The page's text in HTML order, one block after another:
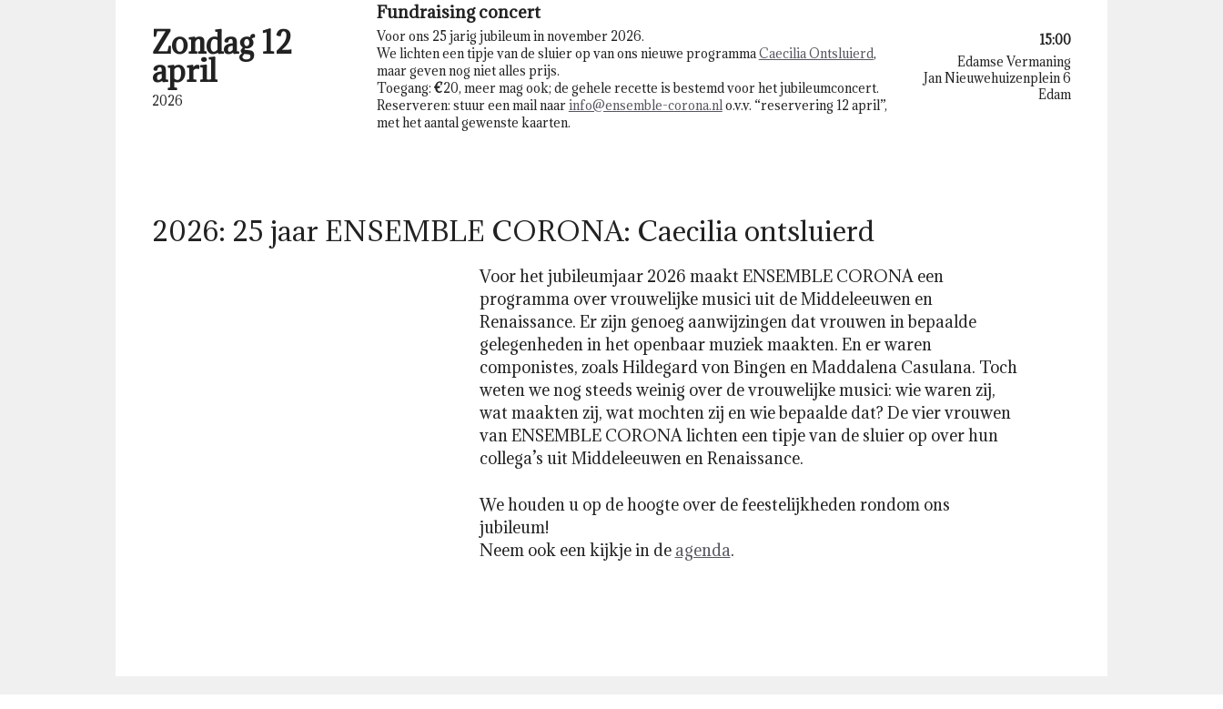
Zondag 12
april
2026
Fundraising concert
Voor ons 25 jarig jubileum in november 2026.
We lichten een tipje van de sluier op van ons nieuwe programmaCaecilia Ontsluierd,
maar geven nog niet alles prijs.
Toegang: €20, meer mag ook; de gehele recette is bestemd voor het jubileumconcert.
Reserveren: stuur een mail naarinfo@ensemble-corona.nlo.v.v. “reservering 12 april”,
met het aantal gewenste kaarten.
15:00
Edamse Vermaning
Jan Nieuwehuizenplein 6
Edam
2026: 25 jaar ENSEMBLE CORONA: Caecilia ontsluierd
Voor het jubileumjaar 2026 maakt ENSEMBLE CORONA een
programma over vrouwelijke musici uit de Middeleeuwen en
Renaissance. Er zijn genoeg aanwijzingen dat vrouwen in bepaalde
gelegenheden in het openbaar muziek maakten. En er waren
componistes, zoals Hildegard von Bingen en Maddalena Casulana. Toch
weten we nog steeds weinig over de vrouwelijke musici: wie waren zij,
wat maakten zij, wat mochten zij en wie bepaalde dat? De vier vrouwen
van ENSEMBLE CORONA lichten een tipje van de sluier op over hun
collega’s uit Middeleeuwen en Renaissance.
We houden u op de hoogte over de feestelijkheden rondom ons
jubileum!
Neem ook een kijkje in de agenda.